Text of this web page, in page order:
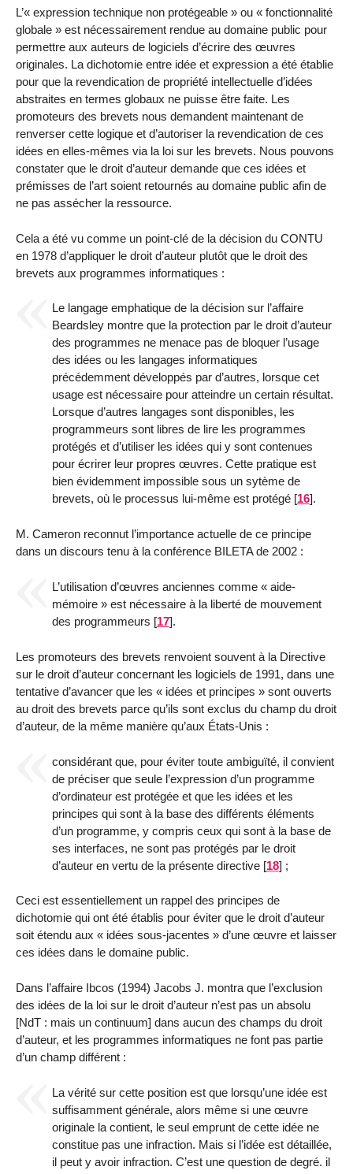
L’« expression technique non protégeable » ou « fonctionnalité
globale » est nécessairement rendue au domaine public pour
permettre aux auteurs de logiciels d’écrire des œuvres
originales. La dichotomie entre idée et expression a été établie
pour que la revendication de propriété intellectuelle d’idées
abstraites en termes globaux ne puisse être faite. Les
promoteurs des brevets nous demandent maintenant de
renverser cette logique et d’autoriser la revendication de ces
idées en elles-mêmes via la loi sur les brevets. Nous pouvons
constater que le droit d’auteur demande que ces idées et
prémisses de l’art soient retournés au domaine public afin de
ne pas assécher la ressource.
Cela a été vu comme un point-clé de la décision du CONTU
en 1978 d’appliquer le droit d’auteur plutôt que le droit des
brevets aux programmes informatiques :
Le langage emphatique de la décision sur l’affaire
Beardsley montre que la protection par le droit d’auteur
des programmes ne menace pas de bloquer l’usage
des idées ou les langages informatiques
précédemment développés par d’autres, lorsque cet
usage est nécessaire pour atteindre un certain résultat.
Lorsque d’autres langages sont disponibles, les
programmeurs sont libres de lire les programmes
protégés et d’utiliser les idées qui y sont contenues
pour écrirer leur propres œuvres. Cette pratique est
bien évidemment impossible sous un sytème de
brevets, où le processus lui-même est protégé[16].
M. Cameron reconnut l’importance actuelle de ce principe
dans un discours tenu à la conférence BILETA de 2002 :
L’utilisation d’œuvres anciennes comme « aide-
mémoire » est nécessaire à la liberté de mouvement
des programmeurs [17].
Les promoteurs des brevets renvoient souvent à la Directive
sur le droit d’auteur concernant les logiciels de 1991, dans une
tentative d’avancer que les « idées et principes » sont ouverts
au droit des brevets parce qu’ils sont exclus du champ du droit
d’auteur, de la même manière qu’aux États-Unis :
considérant que, pour éviter toute ambiguïté, il convient
de préciser que seule l’expression d’un programme
d’ordinateur est protégée et que les idées et les
principes qui sont à la base des différents éléments
d’un programme, y compris ceux qui sont à la base de
ses interfaces, ne sont pas protégés par le droit
d’auteur en vertu de la présente directive[18] ;
Ceci est essentiellement un rappel des principes de
dichotomie qui ont été établis pour éviter que le droit d’auteur
soit étendu aux « idées sous-jacentes » d’une œuvre et laisser
ces idées dans le domaine public.
Dans l’affaire Ibcos (1994) Jacobs J. montra que l’exclusion
des idées de la loi sur le droit d’auteur n’est pas un absolu
[NdT : mais un continuum] dans aucun des champs du droit
d’auteur, et les programmes informatiques ne font pas partie
d’un champ différent :
La vérité sur cette position est que lorsqu’une idée est
suffisamment générale, alors même si une œuvre
originale la contient, le seul emprunt de cette idée ne
constitue pas une infraction. Mais si l’idée est détaillée,
il peut y avoir infraction. C’est une question de degré. il